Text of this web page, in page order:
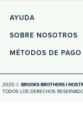
AYUDA
SOBRE NOSOTROS
MÉTODOS DE PAGO
2025 © BROOKS BROTHERS I
TODOS LOS DERECHOS